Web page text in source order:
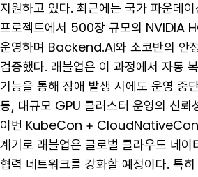
지원하고 있다. 최근에는 국가 파운데
프로젝트에서 500장 규모의 NVIDIA
운영하며 Backend.AI와 소코반의 안
검증했다. 래블업은 이 과정에서 자동
기능을 통해 장애 발생 시에도 운영 중
등, 대규모 GPU 클러스터 운영의 신뢰
이번 KubeCon +
계기로 래블업은 글로벌 클라우드 네이
협력 네트워크를 강화할 예정이다. 특히